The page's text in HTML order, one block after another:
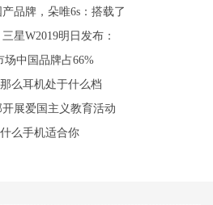
品牌，朵唯6s：搭载了
星W2019明日发布：
场中国品牌占66%
么耳机处于什么档
展爱国主义教育活动
么手机适合你